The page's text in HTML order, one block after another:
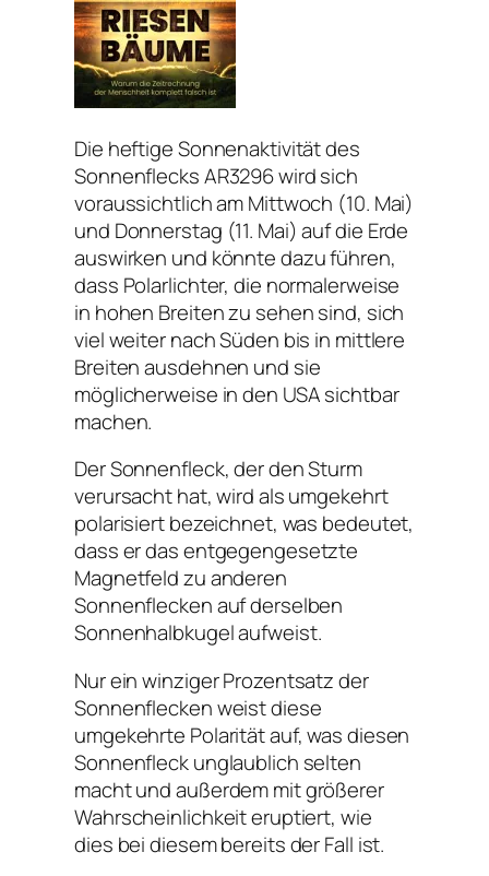
Die heftige Sonnenaktivität des
Sonnenflecks AR3296 wird sich
voraussichtlich am Mittwoch (10. Mai)
und Donnerstag (11. Mai) auf die Erde
auswirken und könnte dazu führen,
dass Polarlichter, die normalerweise
in hohen Breiten zu sehen sind, sich
viel weiter nach Süden bis in mittlere
Breiten ausdehnen und sie
möglicherweise in den USA sichtbar
machen.
Der Sonnenfleck, der den Sturm
verursacht hat, wird als umgekehrt
polarisiert bezeichnet, was bedeutet,
dass er das entgegengesetzte
Magnetfeld zu anderen
Sonnenflecken auf derselben
Sonnenhalbkugel aufweist.
Nur ein winziger Prozentsatz der
Sonnenflecken weist diese
umgekehrte Polarität auf, was diesen
Sonnenfleck unglaublich selten
macht und außerdem mit größerer
Wahrscheinlichkeit eruptiert, wie
dies bei diesem bereits der Fall ist.